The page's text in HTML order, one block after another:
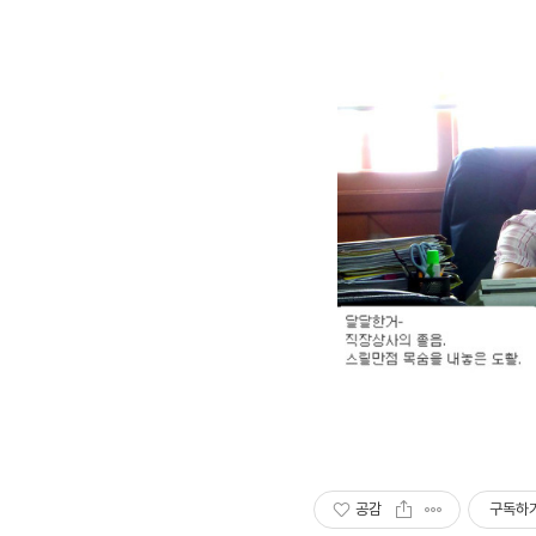
공감 구독하